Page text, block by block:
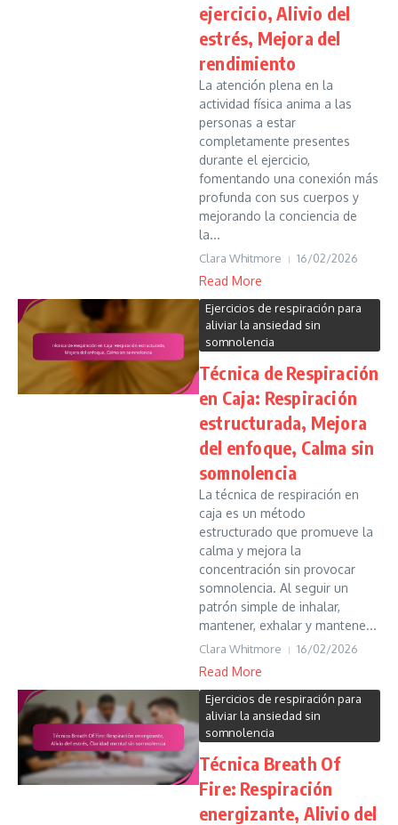
ejercicio, Alivio del
estrés, Mejora del
rendimiento
La atención plena en la
actividad física anima a las
personas a estar
completamente presentes
durante el ejercicio,
fomentando una conexión más
profunda con sus cuerpos y
mejorando la conciencia de
la...
Clara Whitmore 16/02/2026
Read More
Ejercicios de respiración para
aliviar la ansiedad sin
somnolencia
Técnica de Respiración
en Caja: Respiración
estructurada, Mejora
del enfoque, Calma sin
somnolencia
La técnica de respiración en
caja es un método
estructurado que promueve la
calma y mejora la
concentración sin provocar
somnolencia. Al seguir un
patrón simple de inhalar,
mantener, exhalar y mantene...
Clara Whitmore 16/02/2026
Read More
Ejercicios de respiración para
aliviar la ansiedad sin
somnolencia
Técnica Breath Of
Fire: Respiración
energizante, Alivio del